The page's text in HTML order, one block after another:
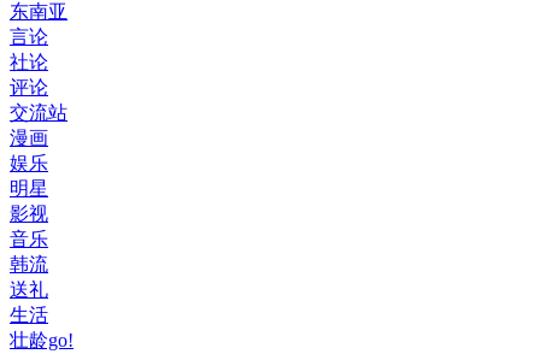
东南亚
言论
社论
评论
交流站
漫画
娱乐
明星
影视
音乐
韩流
送礼
生活
壮龄go!